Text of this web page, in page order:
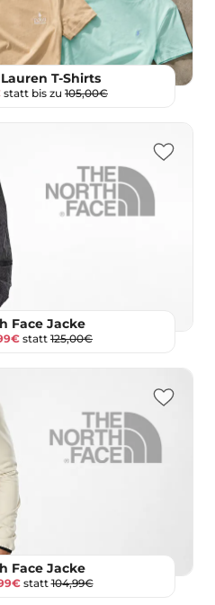
T-Shirts
statt bis zu 105,00€
Face Jacke
statt 125,00€
Face Jacke
statt104,99€